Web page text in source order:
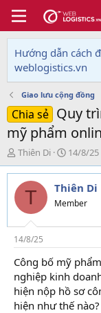
Hướng dẫn cách
weblogistics.vn
Giao lưu cộng đồng
Chia sẻ Quy
mỹ phẩm
T
h
r
e
d
s
t
a
r
t
e
r
Thiên Di
N
g
à
y
g
i
14/8/25
T Thiên Di
Member
14/8/25
Công bố mỹ
nghiệp kinh
hiện nộp hồ sơ
hiện như thế nào?